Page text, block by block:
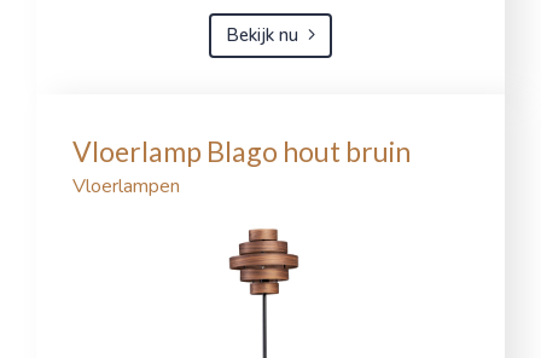
Bekijk nu
Vloerlamp Blago hout bruin
Vloerlampen